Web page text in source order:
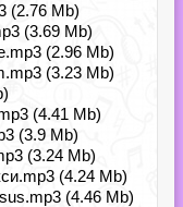
(2.76 Mb)
(3.69 Mb)
(2.96 Mb)
(3.23 Mb)
(4.41 Mb)
(3.9 Mb)
(3.24 Mb)
(4.24 Mb)
(4.46 Mb)